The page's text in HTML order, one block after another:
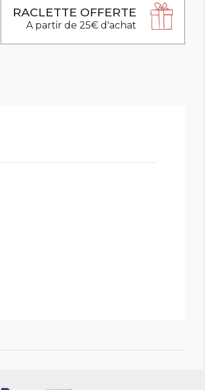
RACLETTE OFFERTE
A partir de 25€ d'achat